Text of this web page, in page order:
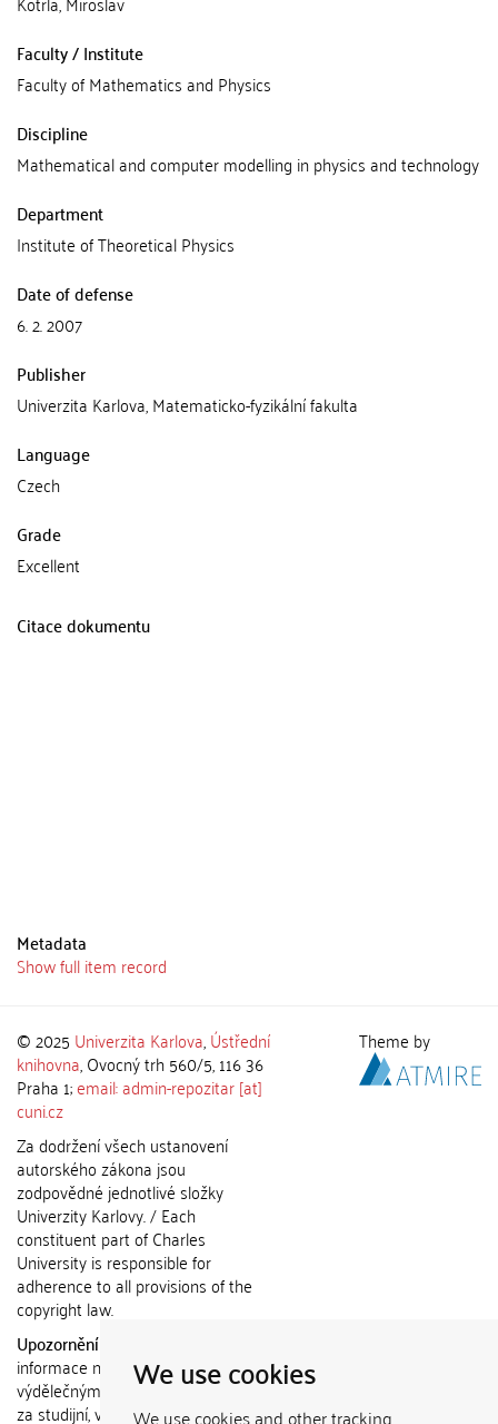
We use cookies
We use cookies and other tracking
Faculty / Institute
Faculty of Mathematics and Physics
Discipline
Mathematical and computer modelling in physics and technology
Department
Institute of Theoretical Physics
Date of defense
6. 2. 2007
Publisher
Univerzita Karlova, Matematicko-fyzikální fakulta
Language
Czech
Grade
Excellent
Citace dokumentu
Metadata
Show full item record
© 2025 Univerzita Karlova,Ústřední
knihovna, Ovocný trh 560/5, 116 36
Praha 1;email: admin-repozitar [at]
cuni.cz
Za dodržení všech ustanovení
autorského zákona jsou
zodpovědné jednotlivé složky
Univerzity Karlovy. / Each
constituent part of Charles
University is responsible for
adherence to all provisions of the
copyright law.
Upozornění / Notice:
informace nemohou být použity k
výdělečným účelům nebo vydávány
za studijní, vědeckou nebo jinou
Theme by